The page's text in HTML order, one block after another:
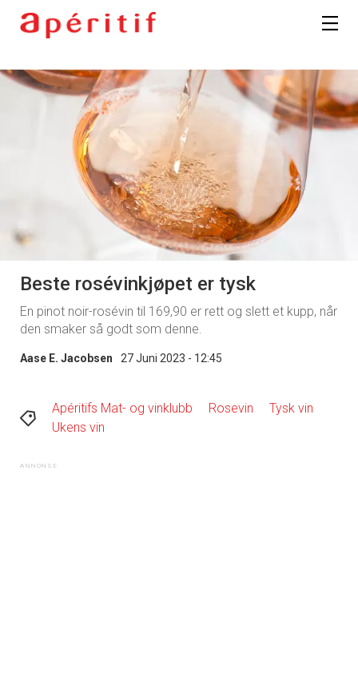
Beste rosévinkjøpet er tysk
En pinot noir-rosévin til 169,90 er rett og slett et kupp, når
den smaker så godt som denne.
Aase E. Jacobsen 27 Juni 2023 - 12:45
Apéritifs Mat- og vinklubb Rosevin
Tysk vin
Ukens vin